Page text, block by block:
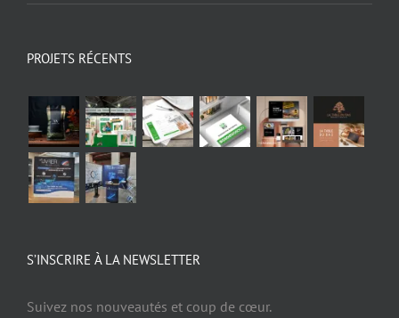
PROJETS RÉCENTS
S’INSCRIRE À LA NEWSLETTER
Suivez nos nouveautés et coup de cœur.